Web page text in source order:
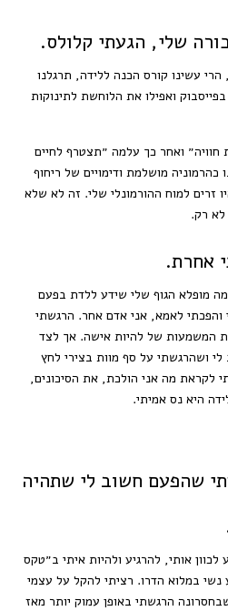
שלי, הגעתי קלולס.
עשינו קורס הכנה ללידה, תרגלנו
ואפילו את הלוחשת לתינוקות
ואחר כך עלמה ״תצטרף לחיים
מושלמת ודימויים של ריחוף
זרים למוח ההורמונלי שלי. זה לא שלא
לא רק.
אחרת.
מופלא הגוף שלי שידע ללדת בפעם
לאמא, אני אדם אחר. הרגשתי
המשמעות של להיות אישה. אך לצד
ושהרגשתי על סף מוות בצירי לחץ
לקראת מה אני הולכת, את הסיכונים,
היא נס אמיתי.
שהפעם חשוב לי שתהיה
אותי, להרגיע ולהיות איתי ב״טקס
נשי במלוא הדרו. רציתי להקל על עצמי
הרגשתי באופן עמוק יותר מאז